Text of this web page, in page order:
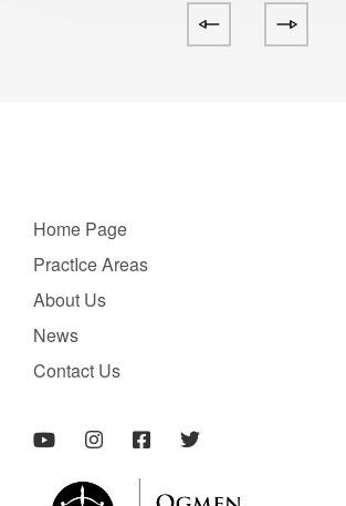
Home Page
PractIce Areas
About Us
News
Contact Us